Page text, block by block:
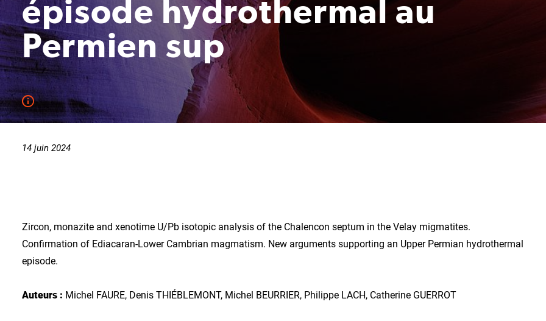
épisode hydrothermal au
Permien sup
14 juin 2024
Zircon, monazite and xenotime U/Pb isotopic analysis of the Chalencon septum in the Velay migmatites.
Confirmation of Ediacaran-Lower Cambrian magmatism. New arguments supporting an Upper Permian hydrothermal
episode.
Auteurs : Michel FAURE, Denis THIÉBLEMONT, Michel BEURRIER, Philippe LACH, Catherine GUERROT